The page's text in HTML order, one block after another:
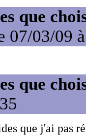
que
07/03/09
que
que j'ai pas